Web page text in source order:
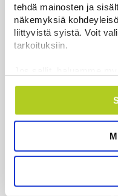
tehdä mainosten ja
näkemyksiä
liittyvistä syistä. Voit
tarkoituksiin.
Kerätä tietoja
mahdollisesti
ominaispiirteitä
Lue lisää siitä, miten
suostumustasi tai
evästeilmoituksessa.
Liettuan
harkitsee
Uutiset 6.8.2026 17:12
vaimoaan syytetään
Hallitus nostaa
isommaksi kuin
politiikan vaikuttaja